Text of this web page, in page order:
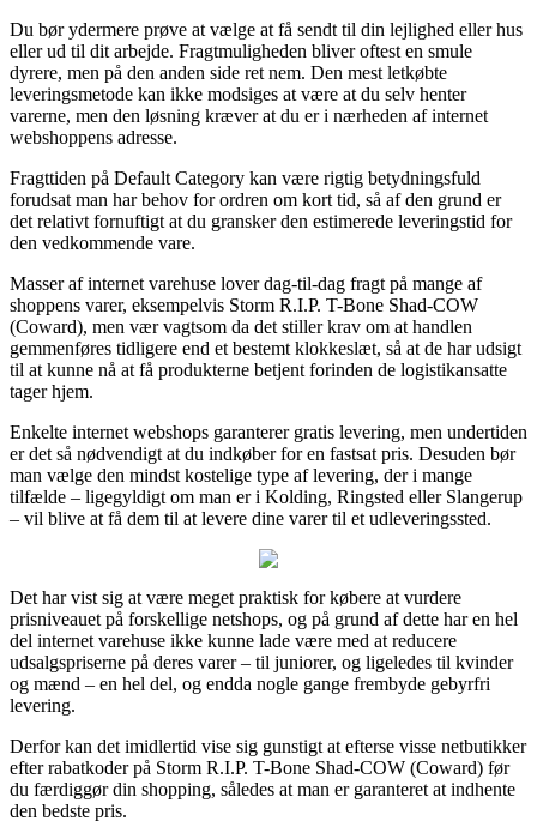
Du bør ydermere prøve at vælge at få sendt til din lejlighed eller hus
eller ud til dit arbejde. Fragtmuligheden bliver oftest en smule
dyrere, men på den anden side ret nem. Den mest letkøbte
leveringsmetode kan ikke modsiges at være at du selv henter
varerne, men den løsning kræver at du er i nærheden af internet
webshoppens adresse.
Fragttiden på Default Category kan være rigtig betydningsfuld
forudsat man har behov for ordren om kort tid, så af den grund er
det relativt fornuftigt at du gransker den estimerede leveringstid for
den vedkommende vare.
Masser af internet varehuse lover dag-til-dag fragt på mange af
shoppens varer, eksempelvis Storm R.I.P. T-Bone Shad-COW
(Coward), men vær vagtsom da det stiller krav om at handlen
gemmenføres tidligere end et bestemt klokkeslæt, så at de har udsigt
til at kunne nå at få produkterne betjent forinden de logistikansatte
tager hjem.
Enkelte internet webshops garanterer gratis levering, men undertiden
er det så nødvendigt at du indkøber for en fastsat pris. Desuden bør
man vælge den mindst kostelige type af levering, der i mange
tilfælde – ligegyldigt om man er i Kolding, Ringsted eller Slangerup
– vil blive at få dem til at levere dine varer til et udleveringssted.
Det har vist sig at være meget praktisk for købere at vurdere
prisniveauet på forskellige netshops, og på grund af dette har en hel
del internet varehuse ikke kunne lade være med at reducere
udsalgspriserne på deres varer – til juniorer, og ligeledes til kvinder
og mænd – en hel del, og endda nogle gange frembyde gebyrfri
levering.
Derfor kan det imidlertid vise sig gunstigt at efterse visse netbutikker
efter rabatkoder på Storm R.I.P. T-Bone Shad-COW (Coward) før
du færdiggør din shopping, således at man er garanteret at indhente
den bedste pris.